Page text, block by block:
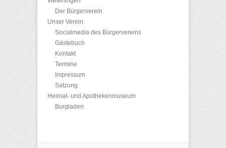
Der Bürgerverein
Unser Verein
Socialmedia des Bürgervereins
Gästebuch
Kontakt
Termine
Impressum
Satzung
Heimat- und Apothekenmuseum
Burgladen